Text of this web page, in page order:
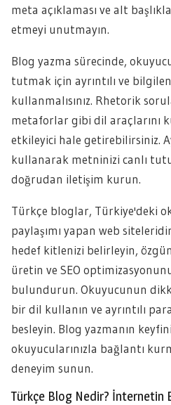
meta açıklaması ve alt
etmeyi unutmayın.
Blog yazma sürecinde,
tutmak için ayrıntılı ve
kullanmalısınız. Rhetorik
metaforlar gibi dil araçlarını
etkileyici hale getirebilirsiniz.
kullanarak metninizi canlı
doğrudan iletişim kurun.
Türkçe bloglar, Türkiye'deki
paylaşımı yapan web
hedef kitlenizi belirleyin,
üretin ve SEO
bulundurun. Okuyucunun
bir dil kullanın ve ayrıntılı
besleyin. Blog yazmanın
okuyucularınızla bağlantı
deneyim sunun.
Türkçe Blog Nedir? İnternetin